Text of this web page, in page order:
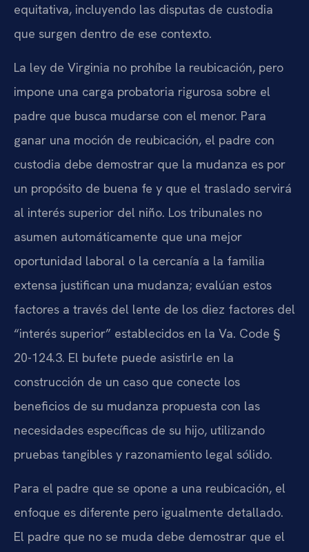
equitativa, incluyendo las disputas de custodia
que surgen dentro de ese contexto.
La ley de Virginia no prohíbe la reubicación, pero
impone una carga probatoria rigurosa sobre el
padre que busca mudarse con el menor. Para
ganar una moción de reubicación, el padre con
custodia debe demostrar que la mudanza es por
un propósito de buena fe y que el traslado servirá
al interés superior del niño. Los tribunales no
asumen automáticamente que una mejor
oportunidad laboral o la cercanía a la familia
extensa justifican una mudanza; evalúan estos
factores a través del lente de los diez factores del
“interés superior” establecidos en la Va. Code §
20-124.3. El bufete puede asistirle en la
construcción de un caso que conecte los
beneficios de su mudanza propuesta con las
necesidades específicas de su hijo, utilizando
pruebas tangibles y razonamiento legal sólido.
Para el padre que se opone a una reubicación, el
enfoque es diferente pero igualmente detallado.
El padre que no se muda debe demostrar que el